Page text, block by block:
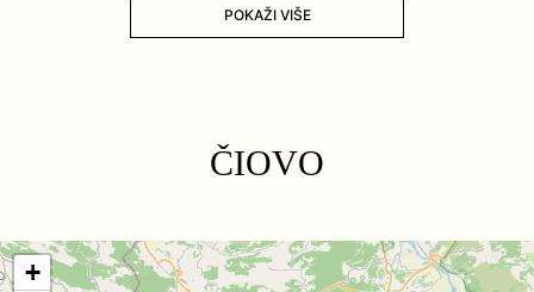
POKAŽI VIŠE
ČIOVO
+